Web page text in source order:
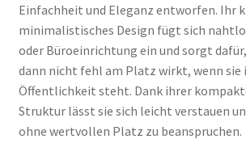
Einfachheit und Eleganz entworfen. Ihr
minimalistisches Design fügt sich
oder Büroeinrichtung ein und sorgt dafür,
dann nicht fehl am Platz wirkt, wenn sie
Öffentlichkeit steht. Dank ihrer
Struktur lässt sie sich leicht verstauen
ohne wertvollen Platz zu beanspruchen.